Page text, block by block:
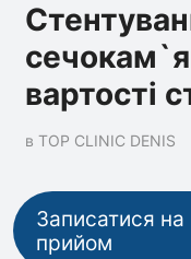
вартості
в TOP CLINIC DENIS
Записатися на
прийом